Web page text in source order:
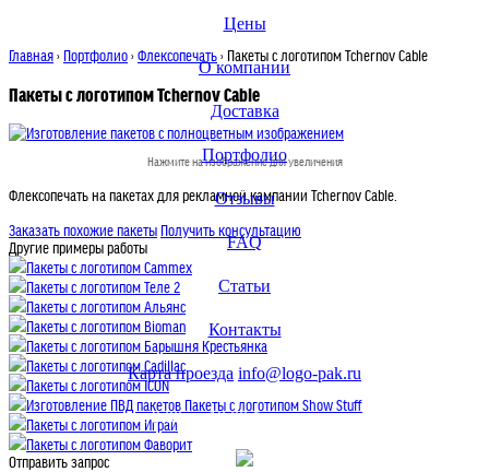
Цены
О компании
Доставка
Портфолио
Отзывы
FAQ
Статьи
Контакты
Карта проезда info@logo-pak.ru
с 9:00 до 18:00 без перерыва
Главная› Портфолио› Флексопечать› Пакеты с логотипом Tchernov Cable
Пакеты с логотипом Tchernov Cable
Нажмите на изображение для увеличения
Флексопечать на пакетах для рекламной кампании Tchernov Cable.
Заказать похожие пакеты Получить консультацию
Другие примеры работы
Пакеты с логотипом Cammex
Пакеты с логотипом Теле 2
Пакеты с логотипом Альянс
Пакеты с логотипом Bioman
Пакеты с логотипом Барышня Крестьянка
Пакеты с логотипом Cadillac
Пакеты с логотипом ICON
Изготовление ПВД пакетов Пакеты с логотипом Show Stuff
Пакеты с логотипом Играй
Пакеты с логотипом Фаворит
Отправить запрос